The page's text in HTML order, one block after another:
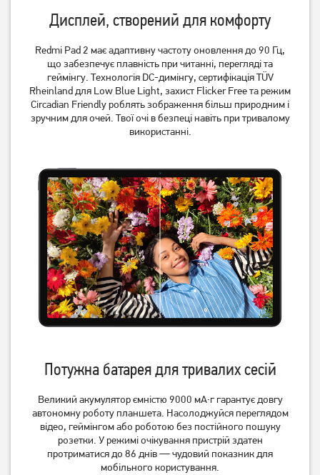
Планшет Samsung Galaxy
Tab A11+ WiFi 8/256GB Gray
(SM-X230NZAP) (no
Adapter) UA UCRF
15 589грн
Планшет Samsung Galaxy
Tab A11+ WiFi 6/128GB Gray
(SM-X230NZAR) (no
Adapter) UA UCRF
12 899грн
10 689
Планшет Samsung Galaxy
Tab A11+ 5G 8/256GB Gray
15 589грн
Планшет Samsung Galaxy
Tab A11+ 5G 6/128GB Gray
12 319грн
Дисплей, створений для комфорту
Redmi Pad 2 має адаптивну частоту оновлення до 90 Гц,
що забезпечує плавність при читанні, перегляді та
геймінгу. Технологія DC-димінгу, сертифікація TÜV
Rheinland для Low Blue Light, захист Flicker Free та режим
Circadian Friendly роблять зображення більш природним і
зручним для очей. Твої очі в безпеці навіть при тривалому
використанні.
Потужна батарея для тривалих сесій
Великий акумулятор ємністю 9000 мА·г гарантує довгу
автономну роботу планшета. Насолоджуйся переглядом
відео, геймінгом або роботою без постійного пошуку
розетки. У режимі очікування пристрій здатен
протриматися до 86 днів — чудовий показник для
мобільного користування.